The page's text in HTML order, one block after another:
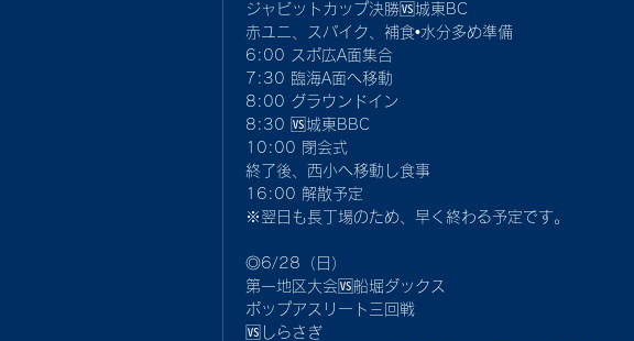
ジャビットカップ決勝🆚城東BC
赤ユニ、スパイク、補食•水分多め準備
6:00 スポ広A面集合
7:30 臨海A面へ移動
8:00 グラウンドイン
8:30 🆚城東BBC
10:00 閉会式
終了後、西小へ移動し食事
16:00 解散予定
※翌日も長丁場のため、早く終わる予定です。
◎6/28（日）
第一地区大会🆚船堀ダックス
ポップアスリート三回戦
🆚しらさぎ